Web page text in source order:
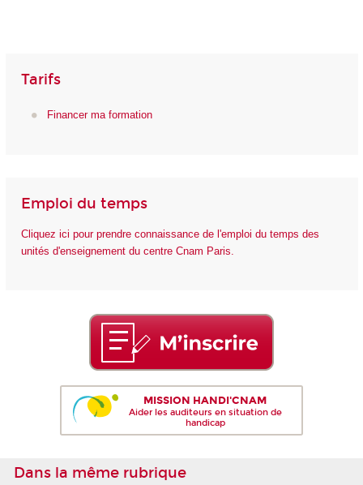
Tarifs
Financer ma formation
Emploi du temps
Cliquez ici pour prendre connaissance de l'emploi du temps des
unités d'enseignement du centre Cnam Paris.
MISSION HANDI'CNAM
Aider les auditeurs en situation de
handicap
Dans la même rubrique